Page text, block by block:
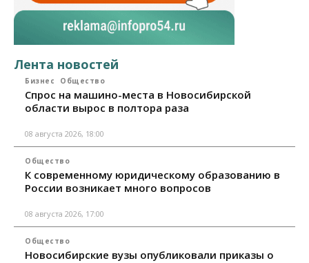
Лента новостей
Бизнес Общество
Спрос на машино-места в Новосибирской
области вырос в полтора раза
08 августа 2026, 18:00
Общество
К современному юридическому образованию в
России возникает много вопросов
08 августа 2026, 17:00
Общество
Новосибирские вузы опубликовали приказы о